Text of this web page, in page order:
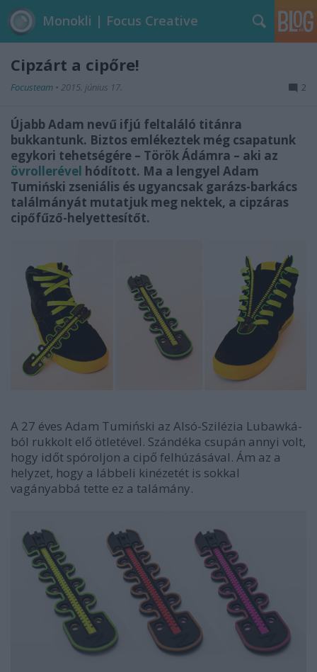
Monokli | Focus Creative
Cipzárt a cipőre!
Focusteam • 2015. június 17. 2
Újabb Adam nevű ifjú feltaláló titánra
bukkantunk. Biztos emlékeztek még csapatunk
egykori tehetségére – Török Ádámra – aki az
övrollerével hódított. Ma a lengyel Adam
Tumiński zseniális és ugyancsak garázs-barkács
találmányát mutatjuk meg nektek, a cipzáras
cipőfűző-helyettesítőt.
A 27 éves Adam Tumiński az Alsó-Szilézia Lubawká-
ból rukkolt elő ötletével. Szándéka csupán annyi volt,
hogy időt spóroljon a cipő felhúzásával. Ám az a
helyzet, hogy a lábbeli kinézetét is sokkal
vagányabbá tette ez a talámány.